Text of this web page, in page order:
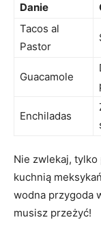
Danie
Tacos al
⁤Pastor
Guacamole
Enchiladas
Nie ‌zwlekaj, tylko
kuchnią
wodna przygoda
musisz przeżyć!